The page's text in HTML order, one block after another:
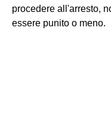
procedere all'arresto,
essere punito o meno.